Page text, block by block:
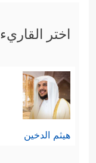
اختر القاريء
هيثم الدخين